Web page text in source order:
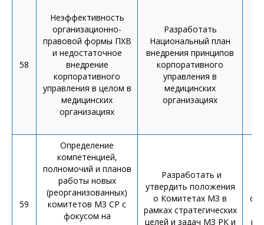
58
Неэффективность
организационно-
правовой формы ПХВ
и недостаточное
внедрение
корпоративного
управления в целом в
медицинских
организациях
Разработать
Национальный план
внедрения принципов
корпоративного
управления в
медицинских
организациях
59
Определение
компетенцией,
полномочий и планов
работы новых
(реорганизованных)
комитетов МЗ СР с
фокусом на
Разработать и
утвердить положения
о Комитетах МЗ в
рамках стратегических
целей и задач МЗ РК и